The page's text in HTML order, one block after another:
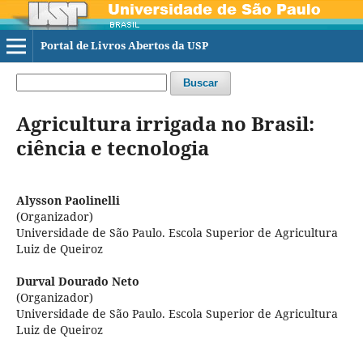
Portal de Livros Abertos da USP
Buscar
Agricultura irrigada no Brasil:
ciência e tecnologia
Alysson Paolinelli
(Organizador)
Universidade de São Paulo. Escola Superior de Agricultura
Luiz de Queiroz
Durval Dourado Neto
(Organizador)
Universidade de São Paulo. Escola Superior de Agricultura
Luiz de Queiroz